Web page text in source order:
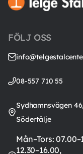
FÖLJ OSS
08-557 710 55
Sydhamnsvägen 46,
Södertälje
Mån–Tors:
12.30–16.00,